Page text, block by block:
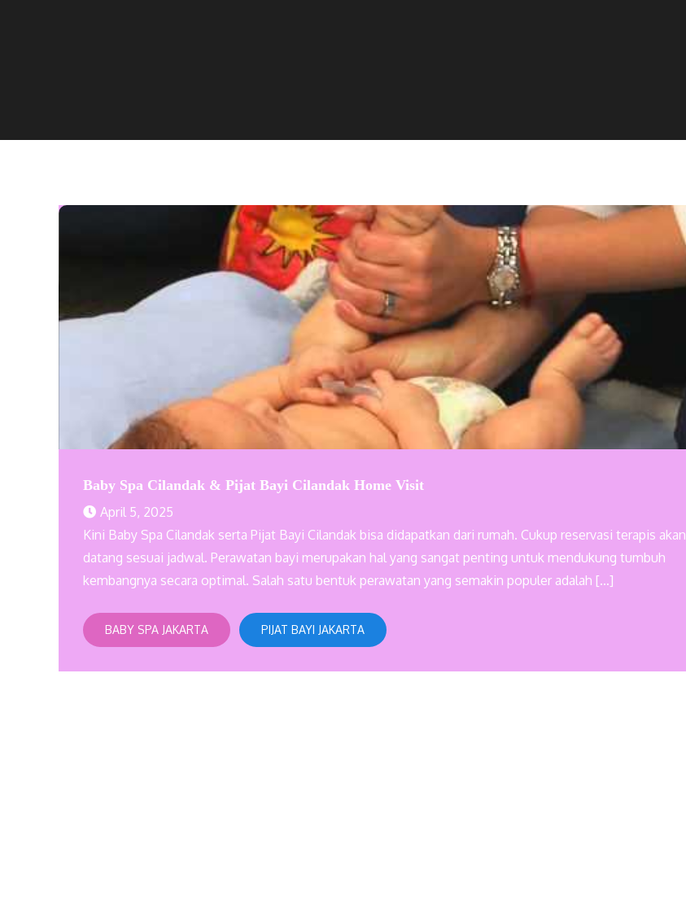
Baby Spa Cilandak & Pijat Bayi Cilandak Home Visit
April 5, 2025
Kini Baby Spa Cilandak serta Pijat Bayi Cilandak bisa didapatkan dari rumah. Cukup reservasi terapis akan
datang sesuai jadwal. Perawatan bayi merupakan hal yang sangat penting untuk mendukung tumbuh
kembangnya secara optimal. Salah satu bentuk perawatan yang semakin populer adalah […]
BABY SPA JAKARTA PIJAT BAYI JAKARTA